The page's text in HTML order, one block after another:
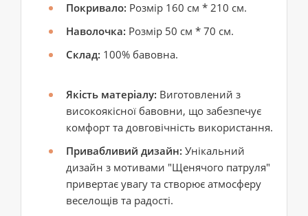
Покривало: Розмір 160 см * 210 см.
Наволочка: Розмір 50 см * 70 см.
Склад: 100% бавовна.
Якість матеріалу: Виготовлений з
високоякісної бавовни, що забезпечує
комфорт та довговічність використання.
Привабливий дизайн: Унікальний
дизайн з мотивами "Щенячого патруля"
привертає увагу та створює атмосферу
веселощів та радості.